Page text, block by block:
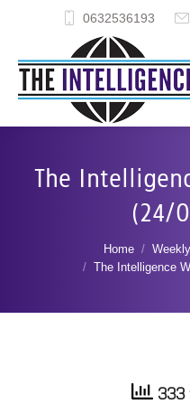
0632536193
The
(24/
You are here:Home
The Intelligence
333